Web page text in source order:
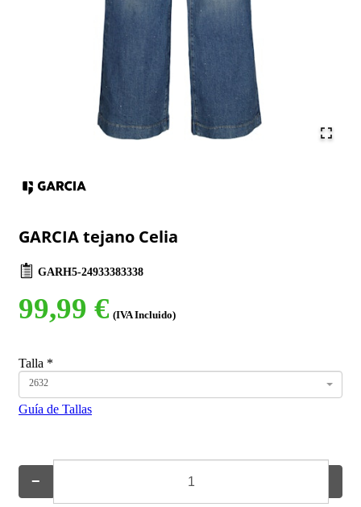
GARCIA tejano Celia
GARH5-24933383338
99,99 € (IVA Incluido)
Talla *
2632
Guía de Tallas
−